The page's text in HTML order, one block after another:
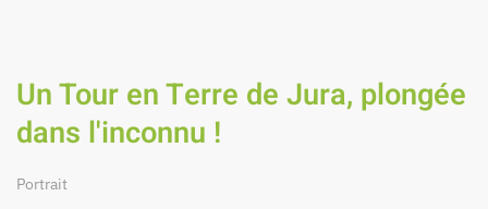
Un Tour en Terre de Jura, plongée
dans l'inconnu !
Portrait